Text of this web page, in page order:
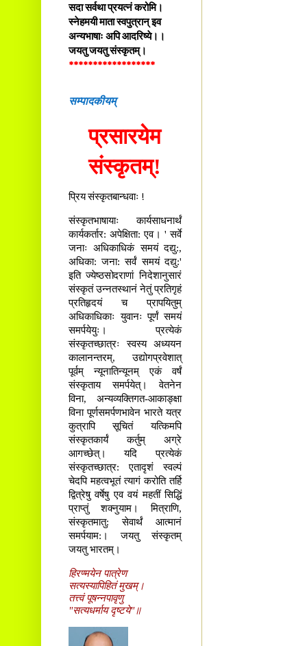
सदा सर्वथा प्रयत्नं करोमि।
स्नेहमयी माता स्वपुत्रान् इव
अन्यभाषाः अपि आदरिष्ये।।
जयतु जयतु संस्कृतम्।
******************
सम्पादकीयम्
प्रसारयेम
संस्कृतम्!
प्रिय संस्कृतबान्धवाः !
संस्कृतभाषायाः कार्यसाधनार्थं
कार्यकर्तार: अपेक्षिता: एव। ' सर्वे
जनाः अधिकाधिकं समयं दद्यु:,
अधिका: जना: सर्वं समयं दद्यु:'
इति ज्येष्ठसोदराणां निदेशानुसारं
संस्कृतं उन्नतस्थानं नेतुं प्रतिगृहं
प्रतिहृदयं च प्रापयितुम्
अधिकाधिकाः युवानः पूर्णं समयं
समर्पयेयुः। प्रत्येकं
संस्कृतच्छात्रः स्वस्य अध्ययन
कालानन्तरम्, उद्योगप्रवेशात्
पूर्वम् न्यूनातिन्यूनम् एकं वर्षं
संस्कृताय समर्पयेत्। वेतनेन
विना, अन्यव्यक्तिगत-आकाङ्क्षा
विना पूर्णसमर्पणभावेन भारते यत्र
कुत्रापि सूचितं यत्किमपि
संस्कृतकार्यं कर्तुम् अग्रे
आगच्छेत्। यदि प्रत्येकं
संस्कृतच्छात्र: एतादृशं स्वल्पं
चेदपि महत्वभूतं त्यागं करोति तर्हि
द्वित्रेषु वर्षेषु एव वयं महतीं सिद्धिं
प्राप्तुं शक्नुयाम। मित्राणि,
संस्कृतमातु: सेवार्थं आत्मानं
समर्पयाम:। जयतु संस्कृतम्
जयतु भारतम्।
हिरण्मयेन पात्रेण
सत्यस्यापिहितं मुखम्।
तत्त्वं पूषन्नपावृणु
"सत्यधर्माय दृष्टये"॥